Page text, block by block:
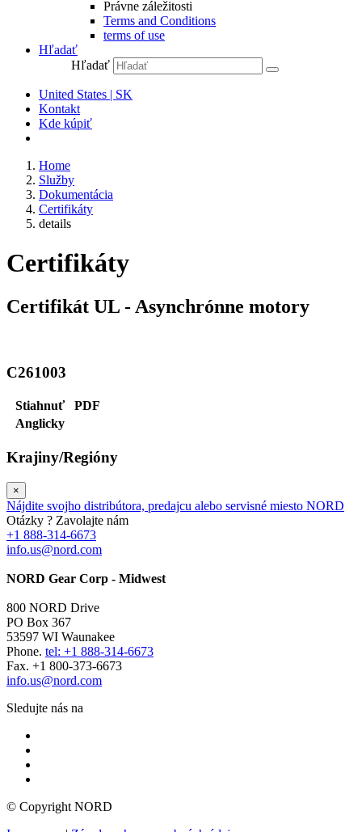
Právne záležitosti
Terms and Conditions
terms of use
Hľadať
Hľadať
United States | SK
Kontakt
Kde kúpiť
Home
Služby
Dokumentácia
Certifikáty
details
Certifikáty
Certifikát UL - Asynchrónne motory
C261003
Stiahnuť
PDF
Anglicky
Krajiny/Regióny
×
Nájdite svojho distribútora, predajcu alebo servisné miesto NORD
Otázky ? Zavolajte nám
+1 888-314-6673
info.us@nord.com
NORD Gear Corp - Midwest
800 NORD Drive
PO Box 367
53597 WI Waunakee
Phone. tel: +1 888-314-6673
Fax. +1 800-373-6673
info.us@nord.com
Sledujte nás na
© Copyright NORD